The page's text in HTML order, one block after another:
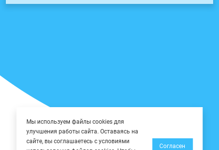
Мы используем файлы cookies для
улучшения работы сайта. Оставаясь на
сайте, вы соглашаетесь с условиями
Согласен